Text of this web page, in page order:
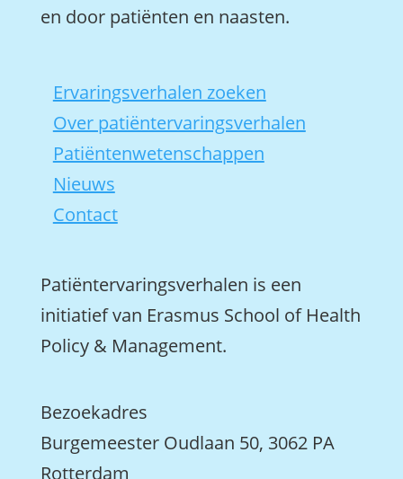
en door patiënten en naasten.
Ervaringsverhalen zoeken
Over patiëntervaringsverhalen
Patiëntenwetenschappen
Nieuws
Contact
Patiëntervaringsverhalen is een
initiatief van Erasmus School of Health
Policy & Management.
Bezoekadres
Burgemeester Oudlaan 50, 3062 PA
Rotterdam